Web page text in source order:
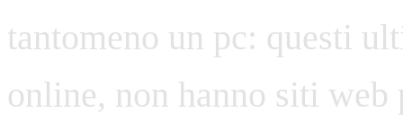
tantomeno un pc: questi
online, non hanno siti web